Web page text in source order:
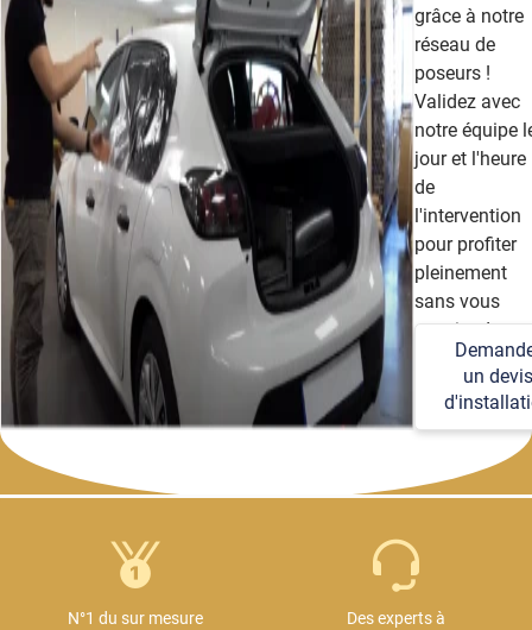
grâce à notre
réseau de
poseurs !
Validez avec
notre équipe
jour et l'heure
de
l'intervention
pour profiter
pleinement
sans vous
soucier des
détails
techniques et
logistiques.
un devis
N°1 du sur mesure
Des experts à